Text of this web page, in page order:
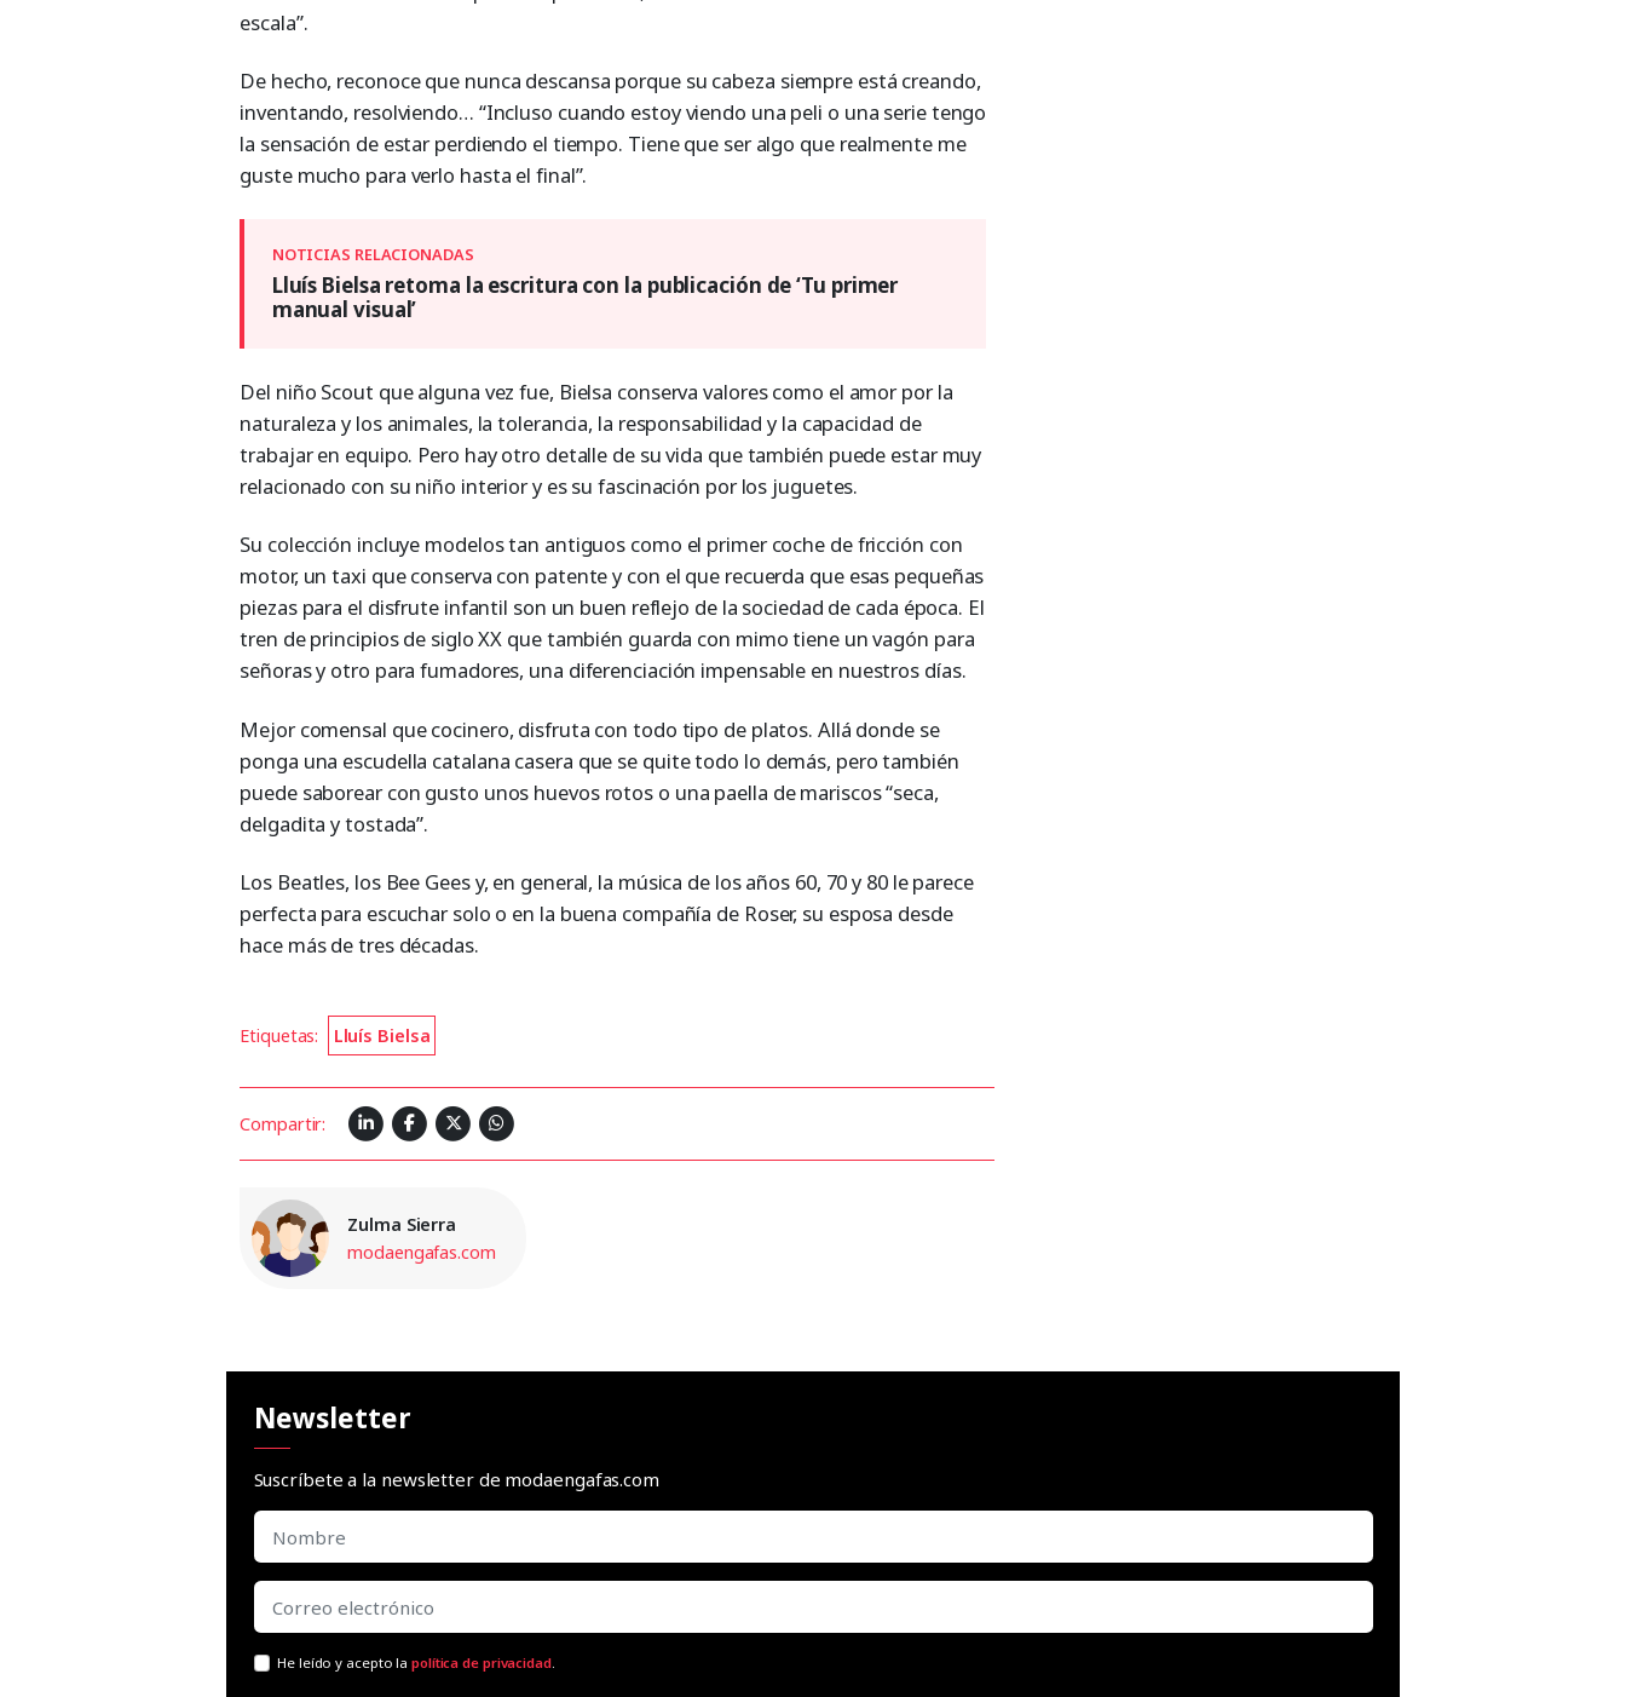
escala”.
De hecho, reconoce que nunca descansa porque su cabeza siempre está creando,
inventando, resolviendo… “Incluso cuando estoy viendo una peli o una serie tengo
la sensación de estar perdiendo el tiempo. Tiene que ser algo que realmente me
guste mucho para verlo hasta el final”.
Lluís Bielsa retoma la escritura con la publicación de ‘Tu primer
manual visual’
Del niño Scout que alguna vez fue, Bielsa conserva valores como el amor por la
naturaleza y los animales, la tolerancia, la responsabilidad y la capacidad de
trabajar en equipo. Pero hay otro detalle de su vida que también puede estar muy
relacionado con su niño interior y es su fascinación por los juguetes.
Su colección incluye modelos tan antiguos como el primer coche de fricción con
motor, un taxi que conserva con patente y con el que recuerda que esas pequeñas
piezas para el disfrute infantil son un buen reflejo de la sociedad de cada época. El
tren de principios de siglo XX que también guarda con mimo tiene un vagón para
señoras y otro para fumadores, una diferenciación impensable en nuestros días.
Mejor comensal que cocinero, disfruta con todo tipo de platos. Allá donde se
ponga una escudella catalana casera que se quite todo lo demás, pero también
puede saborear con gusto unos huevos rotos o una paella de mariscos “seca,
delgadita y tostada”.
Los Beatles, los Bee Gees y, en general, la música de los años 60, 70 y 80 le parece
perfecta para escuchar solo o en la buena compañía de Roser, su esposa desde
hace más de tres décadas.
Etiquetas: Lluís Bielsa
Compartir:
Zulma Sierra
modaengafas.com
Newsletter
Suscríbete a la newsletter de modaengafas.com
He leído y acepto lapolítica de privacidad.